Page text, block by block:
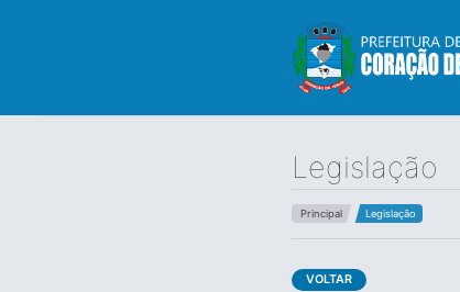
Legislação
Principal Legislação
VOLTAR